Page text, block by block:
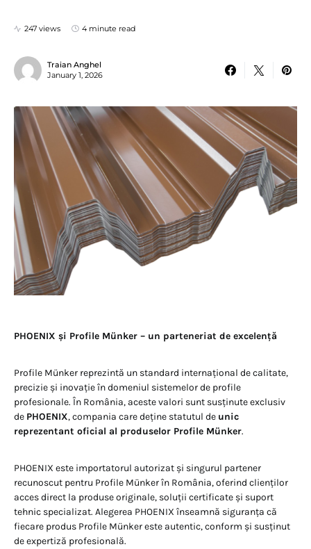
247 views 4 minute read
Traian Anghel
January 1, 2026
PHOENIX și Profile Münker – un parteneriat de excelență
Profile Münker reprezintă un standard internațional de calitate,
precizie și inovație în domeniul sistemelor de profile
profesionale. În România, aceste valori sunt susținute exclusiv
de PHOENIX, compania care deține statutul de unic
reprezentant oficial al produselor Profile Münker.
PHOENIX este importatorul autorizat și singurul partener
recunoscut pentru Profile Münker în România, oferind clienților
acces direct la produse originale, soluții certificate și suport
tehnic specializat. Alegerea PHOENIX înseamnă siguranța că
fiecare produs Profile Münker este autentic, conform și susținut
de expertiză profesională.